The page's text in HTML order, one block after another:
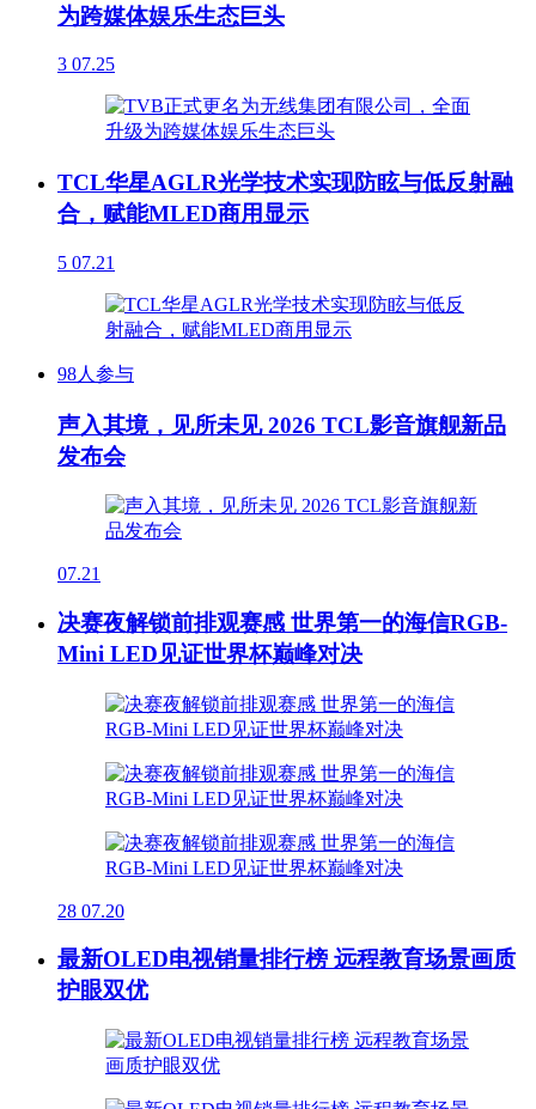
为跨媒体娱乐生态巨头
3 07.25
TCL华星AGLR光学技术实现防眩与低反射融
合，赋能MLED商用显示
5 07.21
98人参与
声入其境，见所未见 2026 TCL影音旗舰新品
发布会
07.21
决赛夜解锁前排观赛感 世界第一的海信RGB-
Mini LED见证世界杯巅峰对决
28 07.20
最新OLED电视销量排行榜 远程教育场景画质
护眼双优